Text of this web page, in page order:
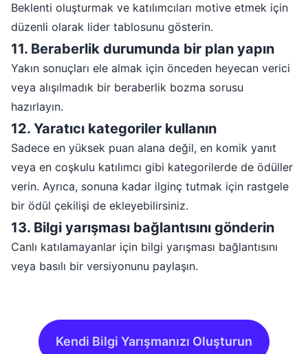
Beklenti oluşturmak ve katılımcıları motive etmek için
düzenli olarak lider tablosunu gösterin.
11. Beraberlik durumunda bir plan yapın
Yakın sonuçları ele almak için önceden heyecan verici
veya alışılmadık bir beraberlik bozma sorusu
hazırlayın.
12. Yaratıcı kategoriler kullanın
Sadece en yüksek puan alana değil, en komik yanıt
veya en coşkulu katılımcı gibi kategorilerde de ödüller
verin. Ayrıca, sonuna kadar ilginç tutmak için rastgele
bir ödül çekilişi de ekleyebilirsiniz.
13. Bilgi yarışması bağlantısını gönderin
Canlı katılamayanlar için bilgi yarışması bağlantısını
veya basılı bir versiyonunu paylaşın.
Kendi Bilgi Yarışmanızı Oluşturun